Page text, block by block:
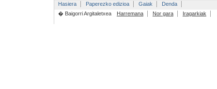
Hasiera Paperezko edizioa Gaiak
Denda
� Baigorri Argitaletxea
Harremana Nor gara Iragarkiak